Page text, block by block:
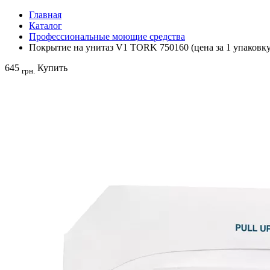
Главная
Каталог
Профессиональные моющие средства
Покрытие на унитаз V1 TORK 750160 (цена за 1
645 грн. Купить